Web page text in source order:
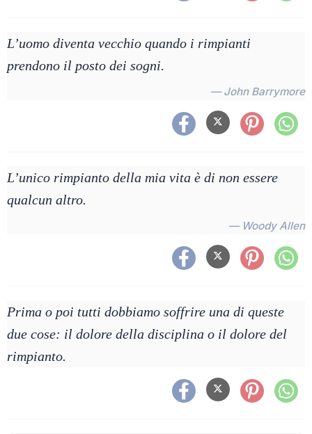
L’uomo diventa vecchio quando i rimpianti
prendono il posto dei sogni.
— John Barrymore
L’unico rimpianto della mia vita è di non essere
qualcun altro.
— Woody Allen
Prima o poi tutti dobbiamo soffrire una di queste
due cose: il dolore della disciplina o il dolore del
rimpianto.